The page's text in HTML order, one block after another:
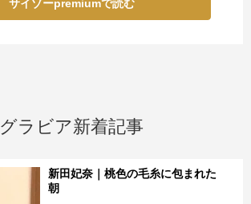
サイゾーpremiumで読む
グラビア新着記事
新田妃奈｜桃色の毛糸に包まれた
朝